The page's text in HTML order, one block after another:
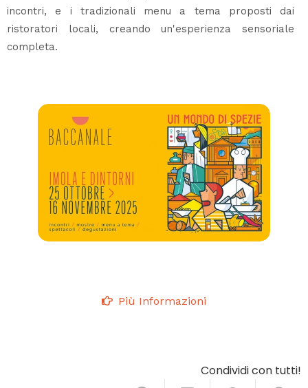
incontri, e i tradizionali menu a tema proposti dai
ristoratori locali, creando un'esperienza sensoriale
completa.
Più Informazioni
Condividi con tutti!